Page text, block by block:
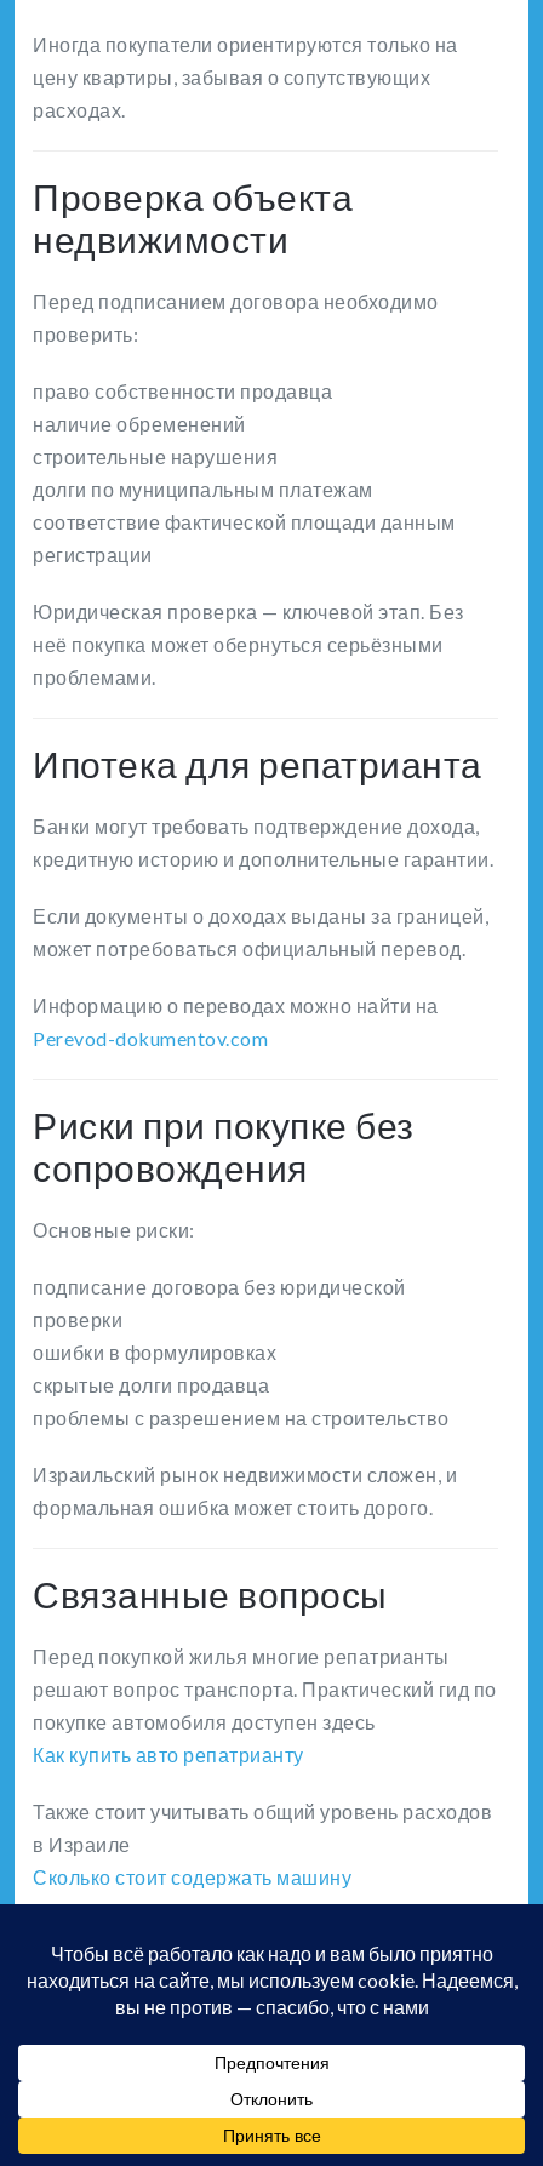
Иногда покупатели ориентируются только на
цену квартиры, забывая о сопутствующих
расходах.
Проверка объекта
недвижимости
Перед подписанием договора необходимо
проверить:
право собственности продавца
наличие обременений
строительные нарушения
долги по муниципальным платежам
соответствие фактической площади данным
регистрации
Юридическая проверка — ключевой этап. Без
неё покупка может обернуться серьёзными
проблемами.
Ипотека для репатрианта
Банки могут требовать подтверждение дохода,
кредитную историю и дополнительные гарантии.
Если документы о доходах выданы за границей,
может потребоваться официальный перевод.
Информацию о переводах можно найти на
Perevod-dokumentov.com
Риски при покупке без
сопровождения
Основные риски:
подписание договора без юридической
проверки
ошибки в формулировках
скрытые долги продавца
проблемы с разрешением на строительство
Израильский рынок недвижимости сложен, и
формальная ошибка может стоить дорого.
Связанные вопросы
Перед покупкой жилья многие репатрианты
решают вопрос транспорта. Практический гид по
покупке автомобиля доступен здесь
Как купить авто репатрианту
Также стоит учитывать общий уровень расходов
в Израиле
Сколько стоит содержать машину
Где обсудить опыт покупки
Практический опыт покупки жилья и ипотечных
процедур обсуждается в сообществе